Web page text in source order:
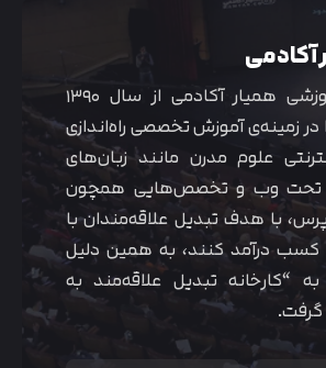
آکادمی
موسسه‌ی آموزشی همیار آکادمی از سال ۱۳۹۰
در زمینه‌ی آموزش تخصصی راه‌اندازی
علوم مدرن مانند زبان‌های
تحت وب و تخصص‌هایی همچون
با هدف تبدیل علاقه‌مندان با
کسب درآمد کنند، به همین دلیل
به “کارخانه تبدیل علاقه‌مند به